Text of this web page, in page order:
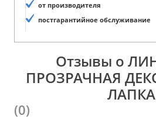
от производителя
постгарантийное обслуживание
Отзывы о
ПРОЗРАЧНАЯ
ЛАПКА
(0)